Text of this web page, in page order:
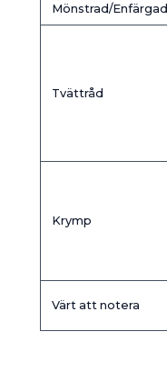
Mönstrad/Enfärgad
Tvättråd
Krymp
Värt att notera